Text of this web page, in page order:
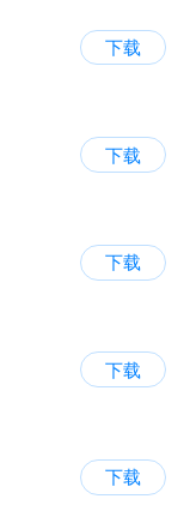
下载
下载
下载
下载
下载